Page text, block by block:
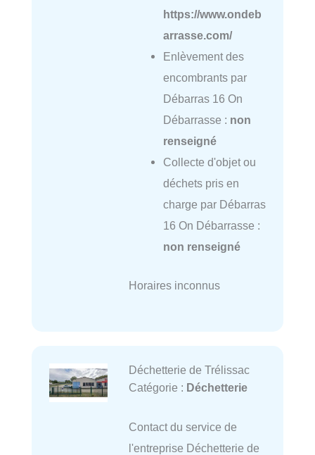
https://www.ondeb
arrasse.com/
Enlèvement des
encombrants par
Débarras 16 On
Débarrasse : non
renseigné
Collecte d'objet ou
déchets pris en
charge par Débarras
16 On Débarrasse :
non renseigné
Horaires inconnus
Déchetterie de Trélissac
Catégorie : Déchetterie
Contact du service de
l'entreprise Déchetterie de